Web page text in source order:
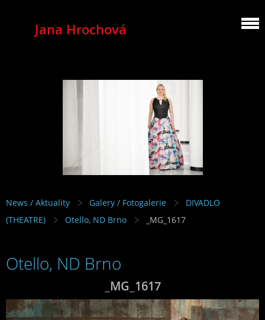
Jana Hrochová
MEZZOSOPRANO
News / Aktuality Galery / Fotogalerie
DIVADLO
(THEATRE)
Otello, ND Brno _MG_1617
Otello, ND Brno
_MG_1617